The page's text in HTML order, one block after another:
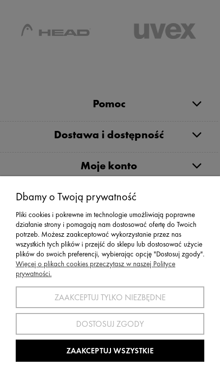
Pomoc
Dostawa i dostępność
Moje konto
Serwis
Zwroty,Reklamacje Wymiany
SPORT 2002 ||
dolnośląskie, NIP: 611-24-66-379 || E-
sport2002@onet.eutel:(75) 777 76 36
Wszelkie Prawa Zastrzeżone © 2022 Sport2002.pl
Wdrożenie:Agencja InteraktywnaDesignOrka|Sklep Shoper.pl
Dbamy o Twoją prywatność
Pliki cookies i pokrewne im technologie umożliwiają poprawne
działanie strony i pomagają nam dostosować ofertę do Twoich
potrzeb. Możesz zaakceptować wykorzystanie przez nas
wszystkich tych plików i przejść do sklepu lub dostosować użycie
plików do swoich preferencji, wybierając opcję "Dostosuj zgody".
Więcej o plikach cookies przeczytasz w naszej Polityce
prywatności.
ZAAKCEPTUJ TYLKO NIEZBĘDNE
DOSTOSUJ ZGODY
ZAAKCEPTUJ WSZYSTKIE